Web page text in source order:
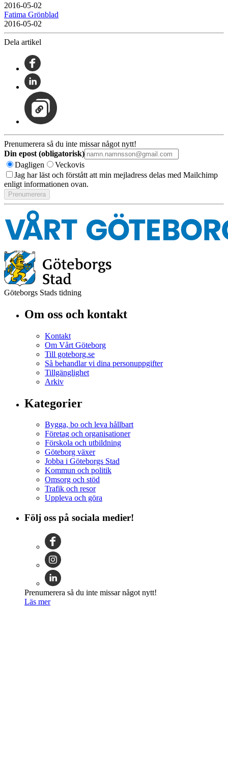
2016-05-02
Fatima Grönblad
2016-05-02
Dela artikel
Prenumerera så du inte missar något nytt!
Din epost (obligatorisk)
Dagligen
Veckovis
Jag har läst och förstått att min mejladress delas med Mailchimp
enligt informationen ovan.
Göteborgs Stads tidning
Om oss och kontakt
Kontakt
Om Vårt Göteborg
Till goteborg.se
Så behandlar vi dina personuppgifter
Tillgänglighet
Arkiv
Kategorier
Bygga, bo och leva hållbart
Företag och organisationer
Förskola och utbildning
Göteborg växer
Jobba i Göteborgs Stad
Kommun och politik
Omsorg och stöd
Trafik och resor
Uppleva och göra
Följ oss på sociala medier!
Prenumerera så du inte missar något nytt!
Läs mer